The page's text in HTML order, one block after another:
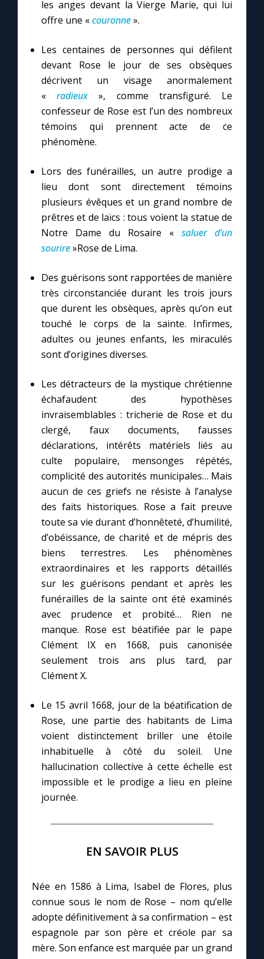
les anges devant la Vierge Marie, qui lui
offre une «couronne».
Les centaines de personnes qui défilent
devant Rose le jour de ses obsèques
décrivent un visage anormalement
«radieux », comme transfiguré. Le
confesseur de Rose est l’un des nombreux
témoins qui prennent acte de ce
phénomène.
Lors des funérailles, un autre prodige a
lieu dont sont directement témoins
plusieurs évêques et un grand nombre de
prêtres et de laïcs : tous voient la statue de
Notre Dame du Rosaire « saluer d’un
sourire»Rose de Lima.
Des guérisons sont rapportées de manière
très circonstanciée durant les trois jours
que durent les obsèques, après qu’on eut
touché le corps de la sainte. Infirmes,
adultes ou jeunes enfants, les miraculés
sont d’origines diverses.
Les détracteurs de la mystique chrétienne
échafaudent des hypothèses
invraisemblables : tricherie de Rose et du
clergé, faux documents, fausses
déclarations, intérêts matériels liés au
culte populaire, mensonges répétés,
complicité des autorités municipales… Mais
aucun de ces griefs ne résiste à l’analyse
des faits historiques. Rose a fait preuve
toute sa vie durant d’honnêteté, d’humilité,
d’obéissance, de charité et de mépris des
biens terrestres. Les phénomènes
extraordinaires et les rapports détaillés
sur les guérisons pendant et après les
funérailles de la sainte ont été examinés
avec prudence et probité… Rien ne
manque. Rose est béatifiée par le pape
Clément IX en 1668, puis canonisée
seulement trois ans plus tard, par
Clément X.
Le 15 avril 1668, jour de la béatification de
Rose, une partie des habitants de Lima
voient distinctement briller une étoile
inhabituelle à côté du soleil. Une
hallucination collective à cette échelle est
impossible et le prodige a lieu en pleine
journée.
EN SAVOIR PLUS
Née en 1586 à Lima, Isabel de Flores, plus
connue sous le nom de Rose – nom qu’elle
adopte définitivement à sa confirmation – est
espagnole par son père et créole par sa
mère. Son enfance est marquée par un grand